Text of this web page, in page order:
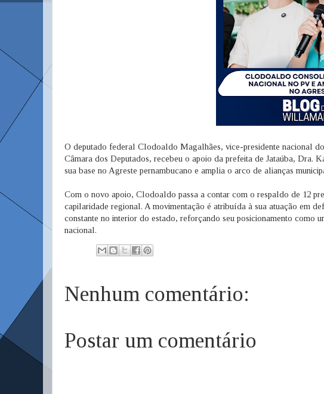
O deputado federal Clodoaldo Magalhães, vice-presidente nacional
Câmara dos Deputados, recebeu o apoio da prefeita de Jataúba, Dra.
sua base no Agreste pernambucano e amplia o arco de alianças
Com o novo apoio, Clodoaldo passa a contar com o respaldo de 12
capilaridade regional. A movimentação é atribuída à sua atuação em
constante no interior do estado, reforçando seu posicionamento como
nacional.
Nenhum comentário:
Postar um comentário